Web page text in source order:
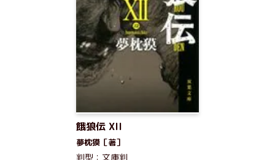
餓狼伝 XII
夢枕獏［著］
判型：文庫判